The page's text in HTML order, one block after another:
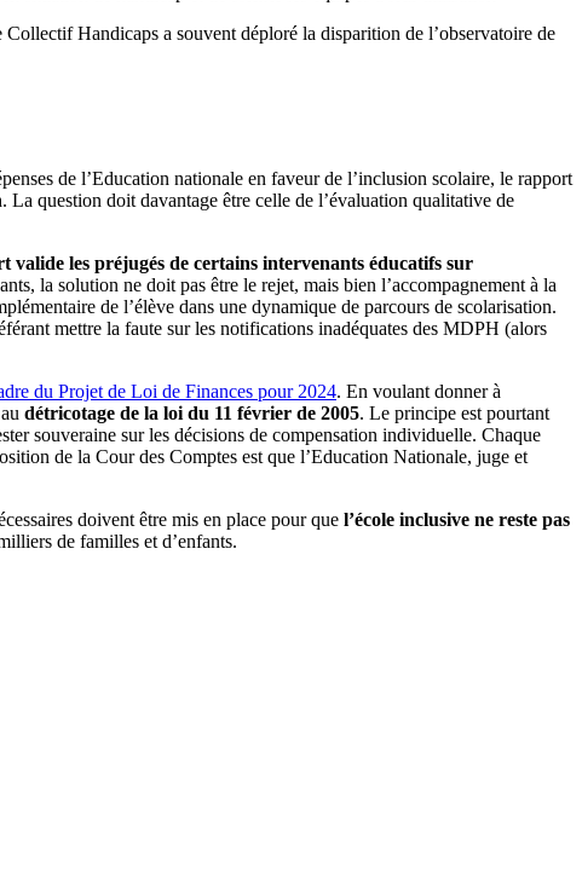
Collectif Handicaps a souvent déploré la disparition de l’observatoire de
de l’Education nationale en faveur de l’inclusion scolaire, le rapport
. La question doit davantage être celle de l’évaluation qualitative de
les préjugés de certains intervenants éducatifs sur
la solution ne doit pas être le rejet, mais bien l’accompagnement à la
de l’élève dans une dynamique de parcours de scolarisation.
mettre la faute sur les notifications inadéquates des MDPH (alors
du Projet de Loi de Finances pour 2024. En voulant donner à
détricotage de la loi du 11 février de 2005. Le principe est pourtant
souveraine sur les décisions de compensation individuelle. Chaque
de la Cour des Comptes est que l’Education Nationale, juge et
doivent être mis en place pour que l’école inclusive ne reste pas
de familles et d’enfants.